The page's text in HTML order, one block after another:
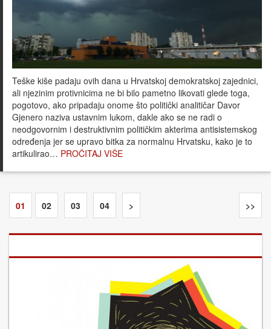
Teške kiše padaju ovih dana u Hrvatskoj demokratskoj zajednici,
ali njezinim protivnicima ne bi bilo pametno likovati glede toga,
pogotovo, ako pripadaju onome što politički analitičar Davor
Gjenero naziva ustavnim lukom, dakle ako se ne radi o
neodgovornim i destruktivnim političkim akterima antisistemskog
određenja jer se upravo bitka za normalnu Hrvatsku, kako je to
artikulirao… PROČITAJ VIŠE
01 02 03 04 > >>